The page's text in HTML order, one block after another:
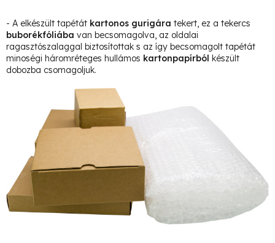
- A elkészült tapétát kartonos gurigára tekert, ez a tekercs
buborékfóliába van becsomagolva, az oldalai
ragasztószalaggal biztosítottak s az így becsomagolt tapétát
minoségi háromréteges hullámos kartonpapírból készült
dobozba csomagoljuk.